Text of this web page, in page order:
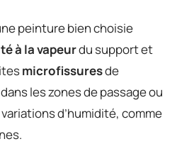
peinture bien choisie
à la vapeurdu support et
microfissuresde
les zones de passage ou
d’humidité, comme